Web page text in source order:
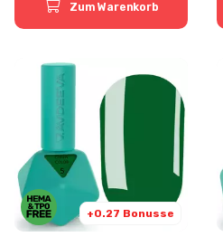
Zum Warenkorb
+0.27 Bonusse